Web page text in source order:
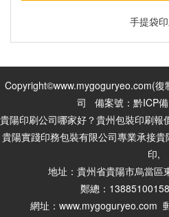
手提袋
Copyright©www.mygoguryeo.com(復
司 備案號： 黔ICP
貴陽印刷公司哪家好？貴州包裝印刷報價是
貴陽實踐印務包裝有限公司專業承接
印,
地址：貴州省貴陽市烏當區東
鄭總：13885100158
網址：www.mygoguryeo.com